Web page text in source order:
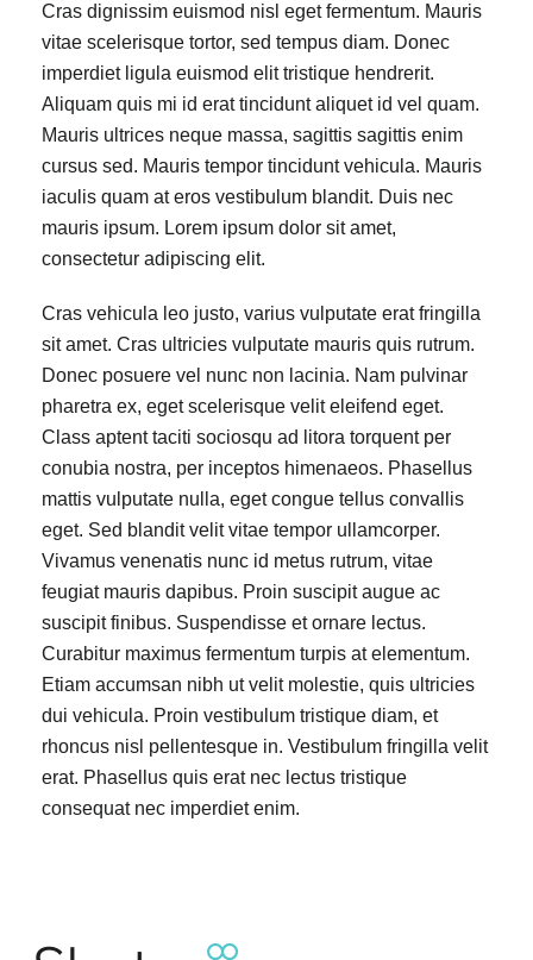
Cras dignissim euismod nisl eget fermentum. Mauris
vitae scelerisque tortor, sed tempus diam. Donec
imperdiet ligula euismod elit tristique hendrerit.
Aliquam quis mi id erat tincidunt aliquet id vel quam.
Mauris ultrices neque massa, sagittis sagittis enim
cursus sed. Mauris tempor tincidunt vehicula. Mauris
iaculis quam at eros vestibulum blandit. Duis nec
mauris ipsum. Lorem ipsum dolor sit amet,
consectetur adipiscing elit.
Cras vehicula leo justo, varius vulputate erat fringilla
sit amet. Cras ultricies vulputate mauris quis rutrum.
Donec posuere vel nunc non lacinia. Nam pulvinar
pharetra ex, eget scelerisque velit eleifend eget.
Class aptent taciti sociosqu ad litora torquent per
conubia nostra, per inceptos himenaeos. Phasellus
mattis vulputate nulla, eget congue tellus convallis
eget. Sed blandit velit vitae tempor ullamcorper.
Vivamus venenatis nunc id metus rutrum, vitae
feugiat mauris dapibus. Proin suscipit augue ac
suscipit finibus. Suspendisse et ornare lectus.
Curabitur maximus fermentum turpis at elementum.
Etiam accumsan nibh ut velit molestie, quis ultricies
dui vehicula. Proin vestibulum tristique diam, et
rhoncus nisl pellentesque in. Vestibulum fringilla velit
erat. Phasellus quis erat nec lectus tristique
consequat nec imperdiet enim.